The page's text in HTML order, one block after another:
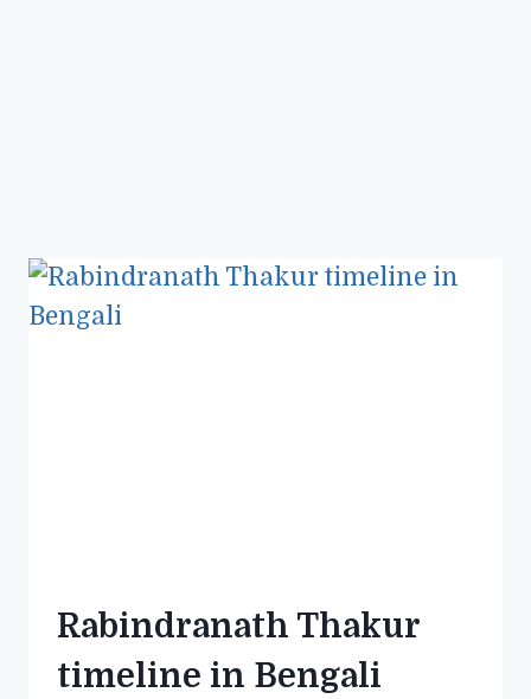
Rabindranath Thakur
timeline in Bengali